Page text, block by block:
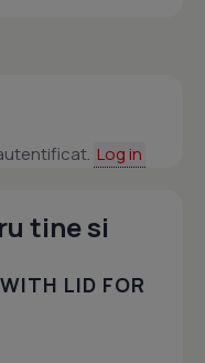
Log in
tine si
LID FOR